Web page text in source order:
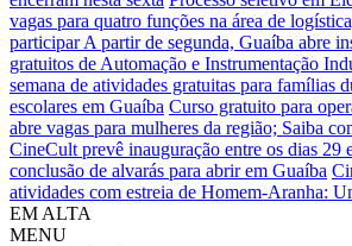
vagas para quatro funções na área de
participarA partir de segunda, Guaíba abre
gratuitos de Automação e Instrumentação
semana de atividades gratuitas para famílias
escolares em Guaíba Curso gratuito para
abre vagas para mulheres da região; Saiba
CineCult prevê inauguração entre os dias 29
conclusão de alvarás para abrir em Guaíba
atividades com estreia de Homem-Aranha:
EM ALTA
MENU